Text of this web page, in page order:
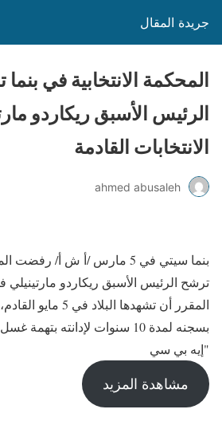
جريدة المقال
المحكمة الانتخابية في
الرئيس الأسبق ريكاردو
الانتخابات القادمة
ahmed abusaleh
بنما سيتي في 5 مارس /أ ش أ/
ترشح الرئيس الأسبق ريكاردو مارتينيلي
المقرر أن تشهدها
بسجنه لمدة 10 سنوات لإدانته
"إيه بي سي
مشاهدة المزيد